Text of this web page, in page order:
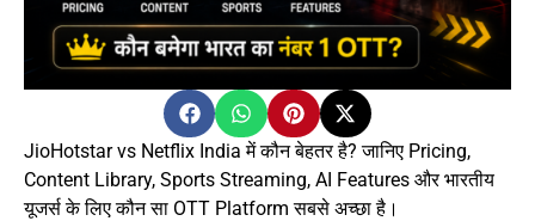
JioHotstar vs Netflix India में कौन बेहतर है? जानिए Pricing,
Content Library, Sports Streaming, AI Features और भारतीय
यूजर्स के लिए कौन सा OTT Platform सबसे अच्छा है।